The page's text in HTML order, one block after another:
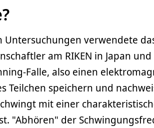
Untersuchungen verwendete
am RIKEN in Japan und
Falle, also einen
Teilchen speichern und
mit einer
"Abhören" der